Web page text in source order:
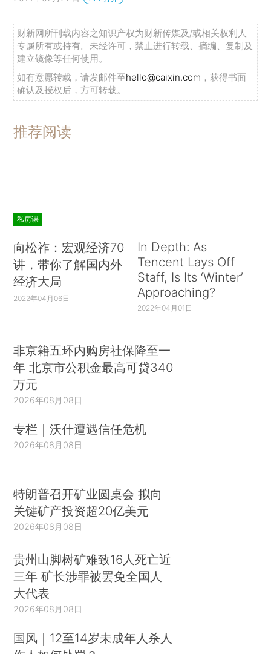
财新网所刊载内容之知识产权为财新传媒及/或相关权利人
专属所有或持有。未经许可，禁止进行转载、摘编、复制及
建立镜像等任何使用。
如有意愿转载，请发邮件至hello@caixin.com ，获得书面
确认及授权后，方可转载。
推荐阅读
私房课
向松祚：宏观经济70
讲，带你了解国内外
经济大局
2022年04月06日
In Depth: As
Tencent Lays Off
Staff, Is Its ‘Winter’
Approaching?
2022年04月01日
非京籍五环内购房社保降至一
年 北京市公积金最高可贷340
万元
2026年08月08日
专栏｜沃什遭遇信任危机
2026年08月08日
特朗普召开矿业圆桌会 拟向
关键矿产投资超20亿美元
2026年08月08日
贵州山脚树矿难致16人死亡近
三年 矿长涉罪被罢免全国人
大代表
2026年08月08日
国风｜12至14岁未成年人杀人